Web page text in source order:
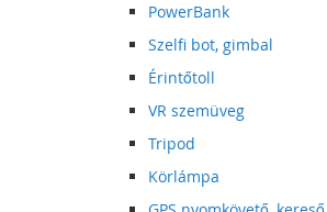
PowerBank
Szelfi bot, gimbal
Érintőtoll
VR szemüveg
Tripod
Körlámpa